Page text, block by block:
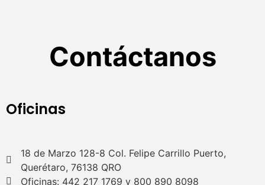
Contáctanos
Oficinas
18 de Marzo 128-8 Col. Felipe Carrillo Puerto,
Querétaro, 76138 QRO
Oficinas: 442 217 1769 y 800 890 8098